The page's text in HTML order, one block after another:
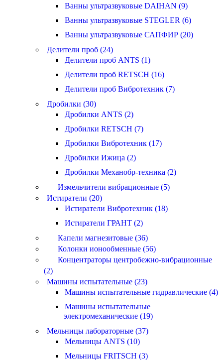
Ванны ультразвуковые DAIHAN (9)
Ванны ультразвуковые STEGLER (6)
Ванны ультразвуковые САПФИР (20)
Делители проб (24)
Делители проб ANTS (1)
Делители проб RETSCH (16)
Делители проб Вибротехник (7)
Дробилки (30)
Дробилки ANTS (2)
Дробилки RETSCH (7)
Дробилки Вибротехник (17)
Дробилки Ижица (2)
Дробилки Механобр-техника (2)
Измельчители вибрационные (5)
Истиратели (20)
Истиратели Вибротехник (18)
Истиратели ГРАНТ (2)
Капели магнезитовые (36)
Колонки ионообменные (56)
Концентраторы центробежно-вибрационные
(2)
Машины испытательные (23)
Машины испытательные гидравлические (4)
Машины испытательные
электромеханические (19)
Мельницы лабораторные (37)
Мельницы ANTS (10)
Мельницы FRITSCH (3)